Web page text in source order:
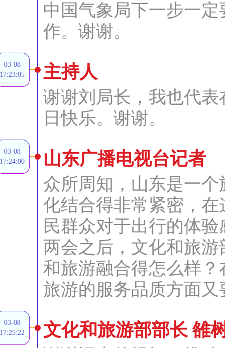
中国气象局下一步一
作。谢谢。
03-08
17:23:05
主持人
谢谢刘局长，我也代
日快乐。谢谢。
03-08
17:24:00
山东广播电视台记者
众所周知，山东是一
化结合得非常紧密，
民群众对于出行的体
两会之后，文化和旅
和旅游融合得怎么样
旅游的服务品质方面又
03-08
17:25:22
文化和旅游部部长 雒